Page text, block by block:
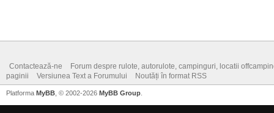
Contactează-ne
Forum despre rulote, autorulote, campinguri, locatii
paginii
Versiunea Text a Forumului Noutăți în format RSS
Platforma MyBB , © 2002-2026 MyBB Group